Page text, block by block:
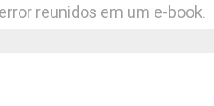
reunidos em um e-book.